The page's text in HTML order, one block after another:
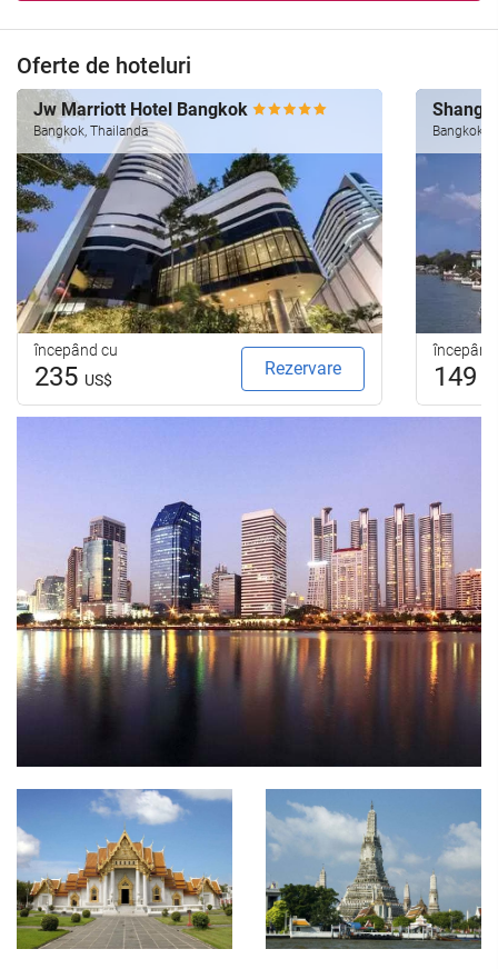
Oferte de hoteluri
Jw Marriott Hotel Bangkok
Bangkok, Thailanda
începând cu
235 US$
Rezervare
Bangkok,
149